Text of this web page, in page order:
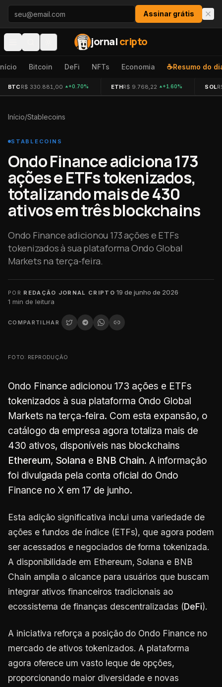
Pular para o conteúdo
Assinar grátis
jornalcripto
Bitcoin DeFi NFTs Economia ☕Resumo do
BTC R$ 330.881,00 +0.70% ETHR$ 9.768,22 +1.60% SOL
Início/Stablecoins
STABLECOINS
Ondo Finance adiciona 173
ações e ETFs tokenizados,
totalizando mais de 430
ativos em três blockchains
Ondo Finance adicionou 173 ações e ETFs
tokenizados à sua plataforma Ondo Global
Markets na terça-feira.
POR REDAÇÃO JORNAL CRIPTO·19 de junho de 2026·
1 min de leitura
COMPARTILHAR
FOTO: REPRODUÇÃO
Ondo Finance adicionou 173 ações e ETFs
tokenizados à sua plataforma Ondo Global
Markets na terça-feira. Com esta expansão, o
catálogo da empresa agora totaliza mais de
430 ativos, disponíveis nas blockchains
Ethereum, Solana e BNB Chain. A informação
foi divulgada pela conta oficial do Ondo
Finance no X em 17 de junho.
Esta adição significativa inclui uma variedade de
ações e fundos de índice (ETFs), que agora podem
ser acessados e negociados de forma tokenizada.
A disponibilidade em Ethereum, Solana e BNB
Chain amplia o alcance para usuários que buscam
integrar ativos financeiros tradicionais ao
ecossistema de finanças descentralizadas (DeFi).
A iniciativa reforça a posição do Ondo Finance no
mercado de ativos tokenizados. A plataforma
agora oferece um vasto leque de opções,
proporcionando maior diversidade e novas